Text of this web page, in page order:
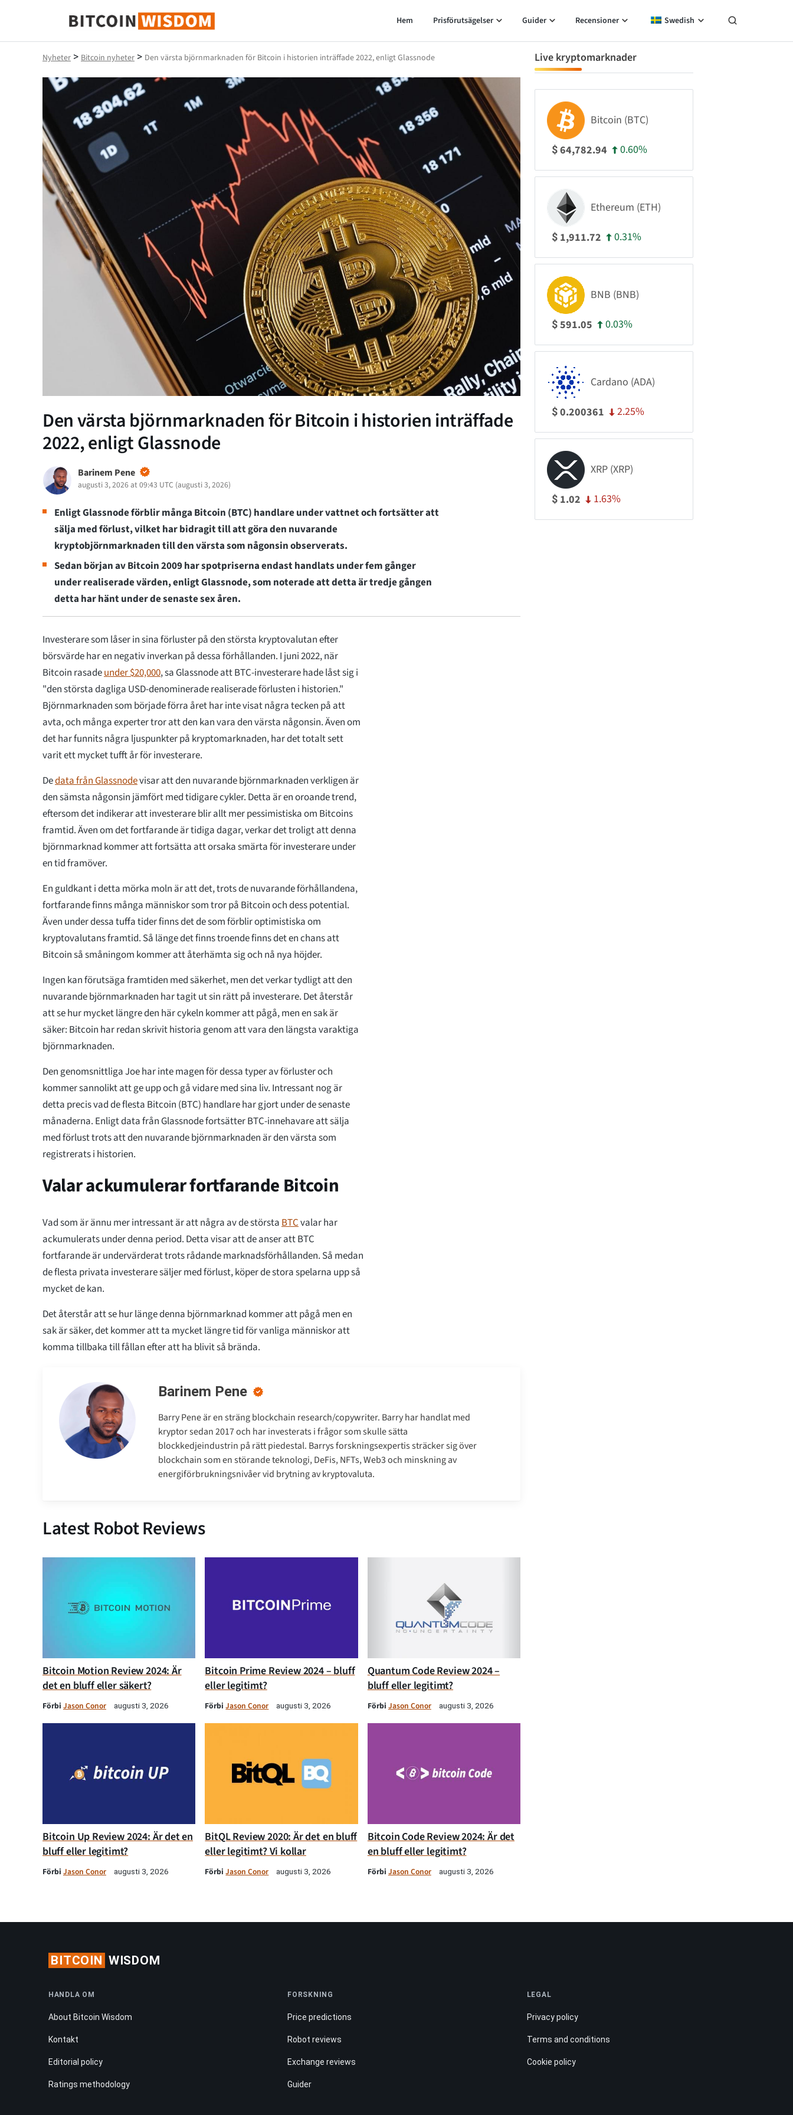
Bitcoin Wisdom
Hem Prisförutsägelser Guider Recensioner Swedish
Nyheter > Bitcoin nyheter > Den värsta björnmarknaden för Bitcoin i historien inträffade 2022, enligt Glassnode
Den värsta björnmarknaden för Bitcoin i historien inträffade
2022, enligt Glassnode
Barinem Pene
augusti 3, 2026 at 09:43 UTC (augusti 3, 2026)
Enligt Glassnode förblir många Bitcoin (BTC) handlare under vattnet och fortsätter att
sälja med förlust, vilket har bidragit till att göra den nuvarande
kryptobjörnmarknaden till den värsta som någonsin observerats.
Sedan början av Bitcoin 2009 har spotpriserna endast handlats under fem gånger
under realiserade värden, enligt Glassnode, som noterade att detta är tredje gången
detta har hänt under de senaste sex åren.
Investerare som låser in sina förluster på den största kryptovalutan efter
börsvärde har en negativ inverkan på dessa förhållanden. I juni 2022, när
Bitcoin rasadeunder $20,000, sa Glassnode att BTC-investerare hade låst sig i
"den största dagliga USD-denominerade realiserade förlusten i historien."
Björnmarknaden som började förra året har inte visat några tecken på att
avta, och många experter tror att den kan vara den värsta någonsin. Även om
det har funnits några ljuspunkter på kryptomarknaden, har det totalt sett
varit ett mycket tufft år för investerare.
Dedata från Glassnodevisar att den nuvarande björnmarknaden verkligen är
den sämsta någonsin jämfört med tidigare cykler. Detta är en oroande trend,
eftersom det indikerar att investerare blir allt mer pessimistiska om Bitcoins
framtid. Även om det fortfarande är tidiga dagar, verkar det troligt att denna
björnmarknad kommer att fortsätta att orsaka smärta för investerare under
en tid framöver.
En guldkant i detta mörka moln är att det, trots de nuvarande förhållandena,
fortfarande finns många människor som tror på Bitcoin och dess potential.
Även under dessa tuffa tider finns det de som förblir optimistiska om
kryptovalutans framtid. Så länge det finns troende finns det en chans att
Bitcoin så småningom kommer att återhämta sig och nå nya höjder.
Ingen kan förutsäga framtiden med säkerhet, men det verkar tydligt att den
nuvarande björnmarknaden har tagit ut sin rätt på investerare. Det återstår
att se hur mycket längre den här cykeln kommer att pågå, men en sak är
säker: Bitcoin har redan skrivit historia genom att vara den längsta varaktiga
björnmarknaden.
Den genomsnittliga Joe har inte magen för dessa typer av förluster och
kommer sannolikt att ge upp och gå vidare med sina liv. Intressant nog är
detta precis vad de flesta Bitcoin (BTC) handlare har gjort under de senaste
månaderna. Enligt data från Glassnode fortsätter BTC-innehavare att sälja
med förlust trots att den nuvarande björnmarknaden är den värsta som
registrerats i historien.
Valar ackumulerar fortfarande Bitcoin
Vad som är ännu mer intressant är att några av de störstaBTCvalar har
ackumulerats under denna period. Detta visar att de anser att BTC
fortfarande är undervärderat trots rådande marknadsförhållanden. Så medan
de flesta privata investerare säljer med förlust, köper de stora spelarna upp så
mycket de kan.
Det återstår att se hur länge denna björnmarknad kommer att pågå men en
sak är säker, det kommer att ta mycket längre tid för vanliga människor att
komma tillbaka till fållan efter att ha blivit så brända.
Barinem Pene
Barry Pene är en sträng blockchain research/copywriter. Barry har handlat med
kryptor sedan 2017 och har investerats i frågor som skulle sätta
blockkedjeindustrin på rätt piedestal. Barrys forskningsexpertis sträcker sig över
blockchain som en störande teknologi, DeFis, NFTs, Web3 och minskning av
energiförbrukningsnivåer vid brytning av kryptovaluta.
Latest Robot Reviews
Bitcoin Motion Review 2024: Är
det en bluff eller säkert?
Förbi Jason Conor augusti 3, 2026
Bitcoin Prime Review 2024 – bluff
eller legitimt?
FörbiJason Conor augusti 3, 2026
Quantum Code Review 2024 –
bluff eller legitimt?
Förbi Jason Conor augusti 3, 2026
Bitcoin Up Review 2024: Är det en
bluff eller legitimt?
Förbi Jason Conor augusti 3, 2026
BitQL Review 2020: Är det en bluff
eller legitimt? Vi kollar
FörbiJason Conor augusti 3, 2026
Bitcoin Code Review 2024: Är det
en bluff eller legitimt?
Förbi Jason Conor augusti 3, 2026
Live kryptomarknader
Bitcoin (BTC)
$64,782.94 0.60%
Ethereum (ETH)
$ 1,911.72 0.31%
BNB (BNB)
$591.05 0.03%
Cardano (ADA)
$0.200361 2.25%
XRP (XRP)
$ 1.02 1.63%
BITCOIN WISDOM
HANDLA OM
About Bitcoin Wisdom
Kontakt
Editorial policy
Ratings methodology
FORSKNING
Price predictions
Robot reviews
Exchange reviews
Guider
LEGAL
Privacy policy
Terms and conditions
Cookie policy